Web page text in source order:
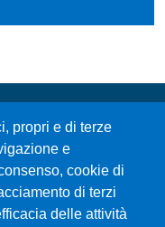
propri e di terze
e
cookie di
di terzi
delle attività